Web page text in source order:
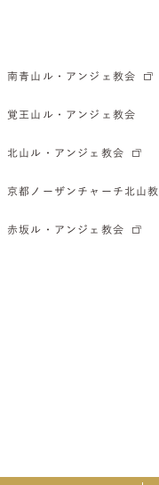
南青山ル・アンジェ教会
覚王山ル・アンジェ教会
北山ル・アンジェ教会
京都ノーザンチャーチ北山
赤坂ル・アンジェ教会